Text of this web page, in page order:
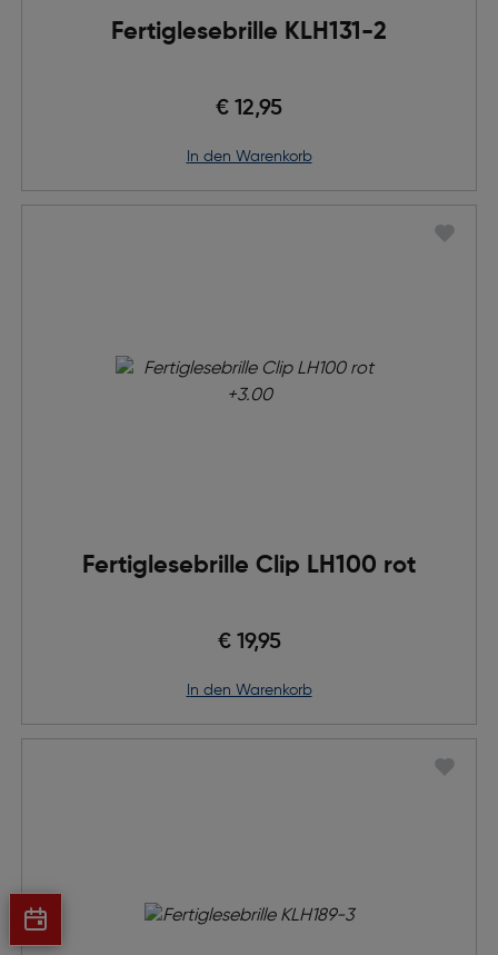
Fertiglesebrille KLH131-2
€ 12,95
in den Warenkorb
Fertiglesebrille Clip LH100 rot
€ 19,95
in den Warenkorb